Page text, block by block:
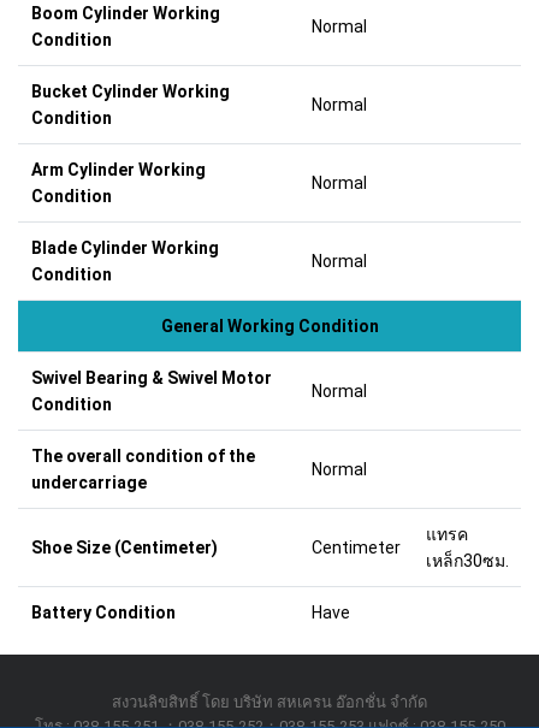
Boom Cylinder Working
Condition
Normal
Bucket Cylinder Working
Condition
Normal
Arm Cylinder Working
Condition
Normal
Blade Cylinder Working
Condition
Normal
General Working Condition
Swivel Bearing & Swivel Motor
Condition
Normal
The overall condition of the
undercarriage
Normal
Shoe Size (Centimeter) Centimeter
แทรค
เหล็ก30ซม.
Battery Condition Have
สงวนลิขสิทธิ์ โดย บริษัท สหเครน อ๊อกชั่น จำกัด